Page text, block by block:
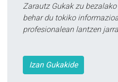
Zarautz Gukak zu
behar du tokiko
profesionalean lantzen
Izan Gukakide